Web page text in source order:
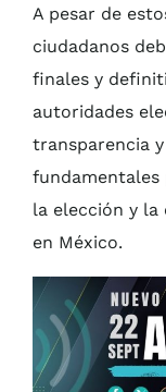
A pesar de
ciudadanos
finales y
autoridades
transparencia
fundamentales
la elección y la
en México.